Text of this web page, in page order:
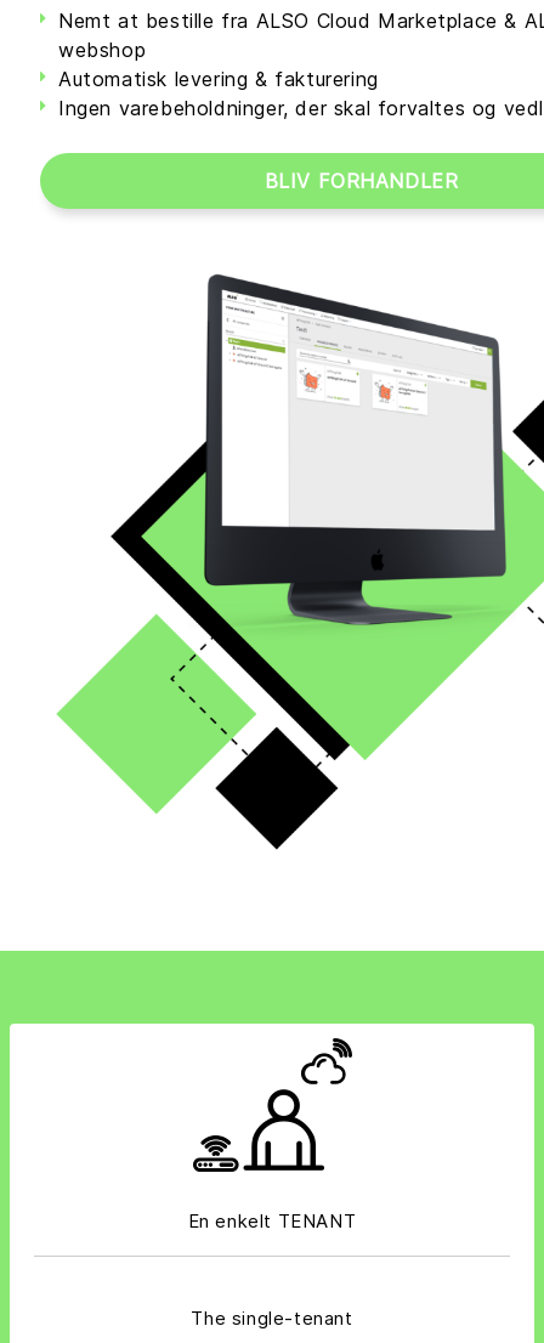
Nemt at bestille fra ALSO Cloud Marketplace &
webshop
Automatisk levering & fakturering
Ingen varebeholdninger, der skal forvaltes og
BLIV FORHANDLER
En enkelt TENANT
The single-tenant